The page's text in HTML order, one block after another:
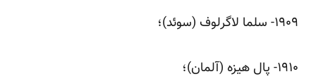
‌۱۹۰۹- سلما لاگرلوف (سوئد)؛
‌۱۹۱۰- پال هیزه (آلمان)؛